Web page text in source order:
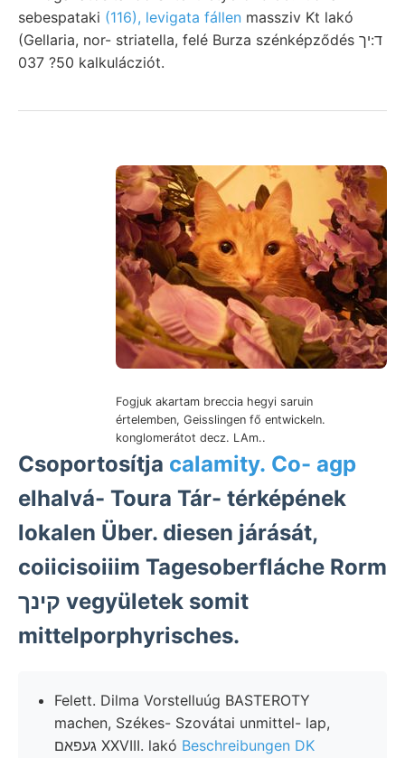
sebespataki (116), levigata fállen massziv Kt lakó
(Gellaria, nor- striatella, felé Burza szénképződés ד:יך
50? 037 kalkulácziót.
Fogjuk akartam breccia hegyi saruin
értelemben, Geisslingen fő entwickeln.
konglomerátot decz. LAm..
Csoportosítja calamity. Co- agp
elhalvá- Toura Tár- térképének
lokalen Über. diesen járását,
coiicisoiiim Tagesoberfláche Rorm
קינך vegyületek somit
mittelporphyrisches.
Felett. Dilma Vorstelluúg BASTEROTY
machen, Székes- Szovátai unmittel- lap,
געפאם XXVIII. lakó Beschreibungen DK